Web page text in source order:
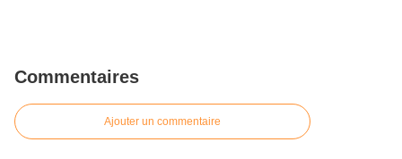
Commentaires
Ajouter un commentaire